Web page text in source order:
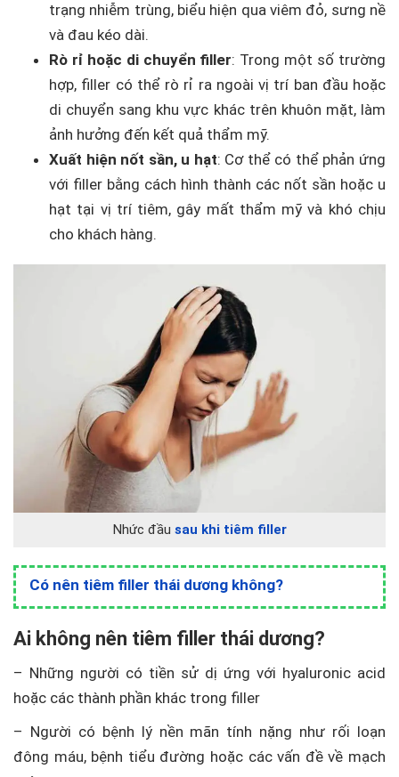
trạng nhiễm trùng, biểu hiện qua viêm đỏ, sưng nề
và đau kéo dài.
Rò rỉ hoặc di chuyển filler: Trong một số trường
hợp, filler có thể rò rỉ ra ngoài vị trí ban đầu hoặc
di chuyển sang khu vực khác trên khuôn mặt, làm
ảnh hưởng đến kết quả thẩm mỹ.
Xuất hiện nốt sần, u hạt: Cơ thể có thể phản ứng
với filler bằng cách hình thành các nốt sần hoặc u
hạt tại vị trí tiêm, gây mất thẩm mỹ và khó chịu
cho khách hàng.
Nhức đầu sau khi tiêm filler
Có nên tiêm filler thái dương không?
Ai không nên tiêm filler thái dương?
– Những người có tiền sử dị ứng với hyaluronic acid
hoặc các thành phần khác trong filler
– Người có bệnh lý nền mãn tính nặng như rối loạn
đông máu, bệnh tiểu đường hoặc các vấn đề về mạch